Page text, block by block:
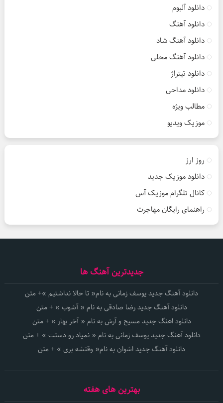
دانلود آلبوم
دانلود آهنگ
دانلود آهنگ شاد
دانلود آهنگ محلی
دانلود تیتراژ
دانلود مداحی
مطالب ویژه
موزیک ویدیو
روز ارز
دانلود موزیک جدید
کانال تلگرام موزیک آس
راهنمای رایگان مهاجرت
جدیدترین آهنگ ها
دانلود آهنگ جدید یوسف زمانی به نام« تا حالا نداشتیم »+ متن
دانلود آهنگ جدید رضا صادقی به نام « آشوب » + متن
دانلود اهنگ جدید مسیح و آرش به نام « آخر بهار » + متن
دانلود آهنگ جدید یوسف زمانی به نام « نمیاد رو دستت » + متن
دانلود آهنگ جدید اشوان به نام« وقتشه بری » + متن
بهترین های هفته